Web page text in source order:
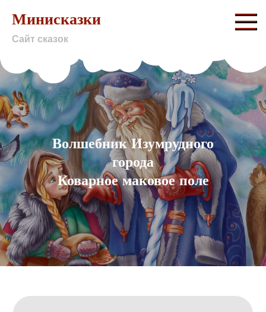
content
Минисказки
Сайт сказок
Волшебник Изумрудного
города
Коварное маковое поле